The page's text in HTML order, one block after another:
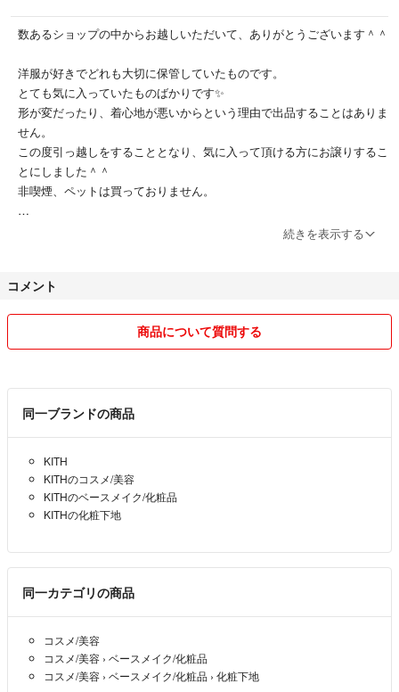
数あるショップの中からお越しいただいて、ありがとうございます＾＾
洋服が好きでどれも大切に保管していたものです。
とても気に入っていたものばかりです✨
形が変だったり、着心地が悪いからという理由で出品することはありま
せん。
この度引っ越しをすることとなり、気に入って頂ける方にお譲りするこ
とにしました＾＾
非喫煙、ペットは買っておりません。
ね＾＾
自宅保存のため、傷や汚れ等は全て紹介文のところに記載させていただ
いておりますので、申し訳ありませんがご理解いただける方のみよろし
発送後のクレームや配達中のトラブルに関しては対応しかねますので、
何か気になる点はコメントでお問い合わせくださいませ。
続きを表示する
コメント
商品について質問する
同一ブランドの商品
KITH
KITHのコスメ/美容
KITHのベースメイク/化粧品
KITHの化粧下地
同一カテゴリの商品
コスメ/美容
コスメ/美容 › ベースメイク/化粧品
コスメ/美容 › ベースメイク/化粧品 › 化粧下地